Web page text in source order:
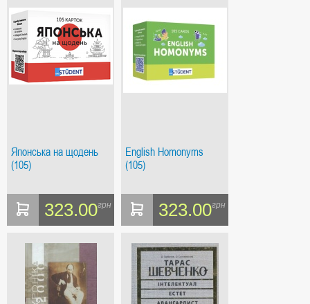
Японська на щодень
(105)
323.00грн
English Homonyms
(105)
323.00грн